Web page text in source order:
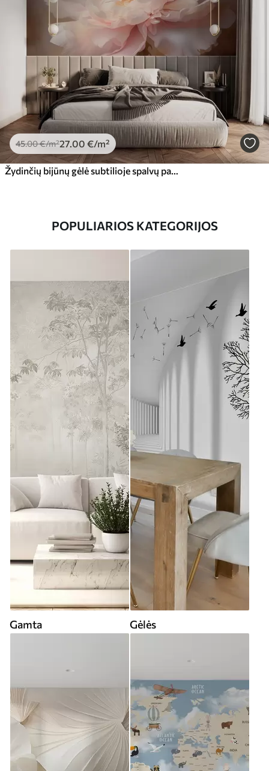
45.00€/m²27 .00 €/m²
POPULIARIOS KATEGORIJOS
Gamta Gėlės